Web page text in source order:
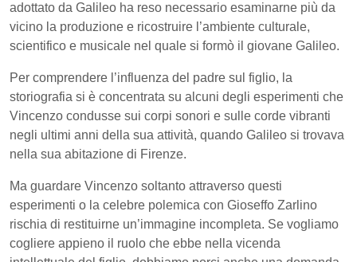
adottato da Galileo ha reso necessario esaminarne più da
vicino la produzione e ricostruire l’ambiente culturale,
scientifico e musicale nel quale si formò il giovane Galileo.
Per comprendere l’influenza del padre sul figlio, la
storiografia si è concentrata su alcuni degli esperimenti che
Vincenzo condusse sui corpi sonori e sulle corde vibranti
negli ultimi anni della sua attività, quando Galileo si trovava
nella sua abitazione di Firenze.
Ma guardare Vincenzo soltanto attraverso questi
esperimenti o la celebre polemica con Gioseffo Zarlino
rischia di restituirne un’immagine incompleta. Se vogliamo
cogliere appieno il ruolo che ebbe nella vicenda